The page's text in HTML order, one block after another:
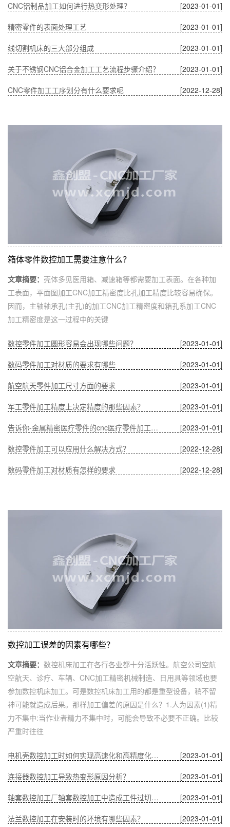
[2023-01-01]
CNC铝制品加工如何进行热变形处理？
[2023-01-01]
精密零件的表面处理工艺
[2023-01-01]
线切割机床的三大部分组成
[2023-01-01]
关于不锈钢CNC铝合金加工工艺流程步骤介绍？
[2022-12-28]
CNC零件加工工序划分有什么要求呢
箱体零件数控加工需要注意什么？
文章摘要： 壳体多见医用箱、减速箱等都需要加工表面。在各种加
工表面，平面图加工CNC加工精密度比孔加工精度比较容易确保。
因而，主轴轴承孔(主孔)的加工CNC加工精密度和箱孔系加工CNC
加工精密度是这一过程中的关键
[2023-01-01]
数控零件加工圆形容易会出现哪些问题？
[2023-01-01]
数码零件加工对材质的要求有哪些
[2023-01-01]
航空航天零件加工尺寸方面的要求
[2023-01-01]
军工零件加工精度上决定精度的那些因素？
[2023-01-01]
告诉你-金属精密医疗零件的cnc医疗零件加工有什么优势？
[2022-12-28]
数控零件加工可以应用什么解决方式？
[2022-12-28]
数码零件加工对材质有怎样的要求
数控加工误差的因素有哪些？
文章摘要： 数控机床加工在各行各业都十分活跃性。航空公司空航
空航天、诊疗、车辆、CNC加工精密机械制造、日用具等领域也要
参加数控机床加工。可是数控机床加工用的都是重型设备，稍不留
神可能就造成后果。那样加工偏差的原因是什么？1.人为因素(1)精
力不集中:当作业者精力不集中时，可能会导致不必要不正确。比较
严重时往往
[2023-01-01]
电机壳数控加工时如何实现高速化和高精度化的问题？
[2023-01-01]
连接器数控加工导致热变形原因分析？
[2023-01-01]
轴套数控加工厂轴套数控加工中造成工件过切的原因？
[2023-01-01]
法兰数控加工在安装时的环境有哪些因素？